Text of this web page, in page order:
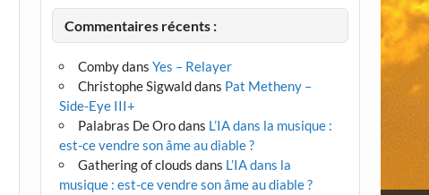
Commentaires récents :
CombydansYes – Relayer
Christophe Sigwalddans Pat Metheny –
Side-Eye III+
Palabras De Orodans L’IA dans la musique :
est-ce vendre son âme au diable ?
Gathering of clouds dans L’IA dans la
musique : est-ce vendre son âme au diable ?